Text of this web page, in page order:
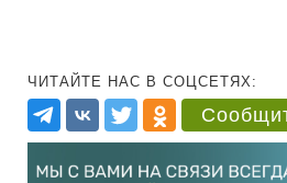
ЧИТАЙТЕ НАС В СОЦСЕТЯХ: